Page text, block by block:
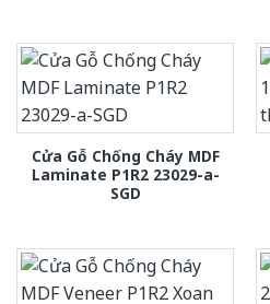
Cửa Gỗ Chống Cháy MDF
Laminate P1R2 23029-a-
SGD